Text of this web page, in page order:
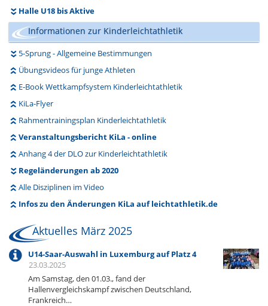
Halle U18 bis Aktive
Informationen zur Kinderleichtathletik
5-Sprung - Allgemeine Bestimmungen
Übungsvideos für junge Athleten
E-Book Wettkampfsystem Kinderleichtathletik
KiLa-Flyer
Rahmentrainingsplan Kinderleichtathletik
Veranstaltungsbericht KiLa - online
Anhang 4 der DLO zur Kinderleichtathletik
Regeländerungen ab 2020
Alle Disziplinen im Video
Infos zu den Änderungen KiLa auf leichtathletik.de
Aktuelles März 2025
U14-Saar-Auswahl in Luxemburg auf Platz 4
23.03.2025
Am Samstag, den 01.03., fand der
Hallenvergleichskampf zwischen Deutschland,
Frankreich…